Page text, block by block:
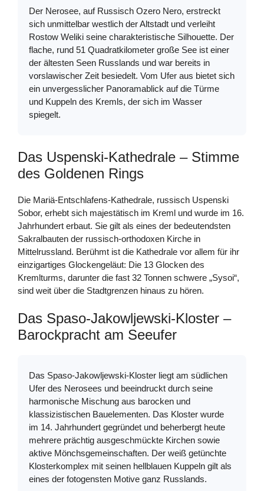
Der Nerosee, auf Russisch Ozero Nero, erstreckt
sich unmittelbar westlich der Altstadt und verleiht
Rostow Weliki seine charakteristische Silhouette. Der
flache, rund 51 Quadratkilometer große See ist einer
der ältesten Seen Russlands und war bereits in
vorslawischer Zeit besiedelt. Vom Ufer aus bietet sich
ein unvergesslicher Panoramablick auf die Türme
und Kuppeln des Kremls, der sich im Wasser
spiegelt.
Das Uspenski-Kathedrale – Stimme
des Goldenen Rings
Die Mariä-Entschlafens-Kathedrale, russisch Uspenski
Sobor, erhebt sich majestätisch im Kreml und wurde im 16.
Jahrhundert erbaut. Sie gilt als eines der bedeutendsten
Sakralbauten der russisch-orthodoxen Kirche in
Mittelrussland. Berühmt ist die Kathedrale vor allem für ihr
einzigartiges Glockengeläut: Die 13 Glocken des
Kremlturms, darunter die fast 32 Tonnen schwere „Sysoi“,
sind weit über die Stadtgrenzen hinaus zu hören.
Das Spaso-Jakowljewski-Kloster –
Barockpracht am Seeufer
Das Spaso-Jakowljewski-Kloster liegt am südlichen
Ufer des Nerosees und beeindruckt durch seine
harmonische Mischung aus barocken und
klassizistischen Bauelementen. Das Kloster wurde
im 14. Jahrhundert gegründet und beherbergt heute
mehrere prächtig ausgeschmückte Kirchen sowie
aktive Mönchsgemeinschaften. Der weiß getünchte
Klosterkomplex mit seinen hellblauen Kuppeln gilt als
eines der fotogensten Motive ganz Russlands.